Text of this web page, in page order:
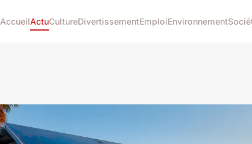
AccueilActuCultureDivertissementEmploiEnvironnement